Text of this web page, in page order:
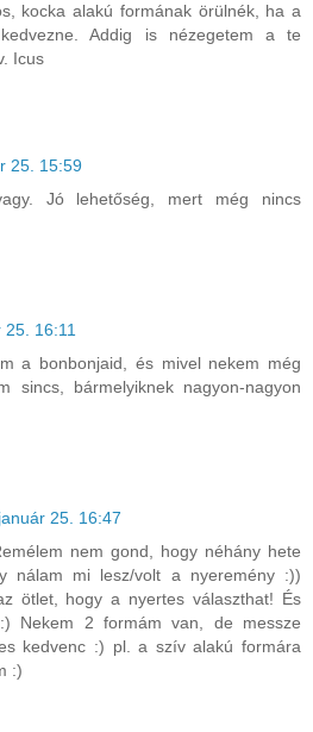
kocka alakú formának örülnék, ha a
Addig is nézegetem a te
Icus
25. 15:59
Jó lehetőség, mert még nincs
16:11
a bonbonjaid, és mivel nekem még
sincs, bármelyiknek nagyon-nagyon
25. 16:47
nem gond, hogy néhány hete
nálam mi lesz/volt a nyeremény :))
ötlet, hogy a nyertes választhat! És
Nekem 2 formám van, de messze
kedvenc :) pl. a szív alakú formára
:)